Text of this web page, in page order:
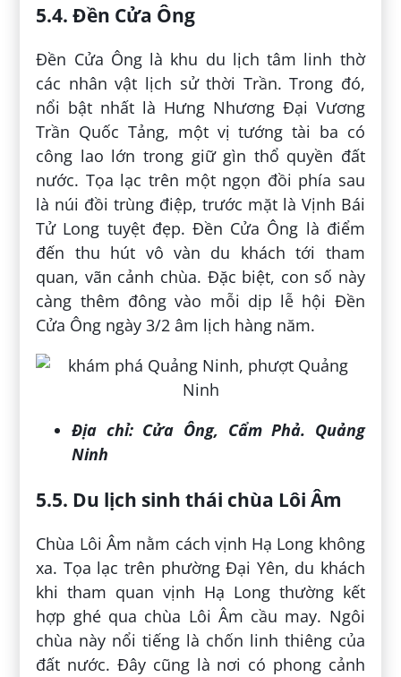
5.4. Đền Cửa Ông
Đền Cửa Ông là khu du lịch tâm linh thờ
các nhân vật lịch sử thời Trần. Trong đó,
nổi bật nhất là Hưng Nhương Đại Vương
Trần Quốc Tảng, một vị tướng tài ba có
công lao lớn trong giữ gìn thổ quyền đất
nước. Tọa lạc trên một ngọn đồi phía sau
là núi đồi trùng điệp, trước mặt là Vịnh Bái
Tử Long tuyệt đẹp. Đền Cửa Ông là điểm
đến thu hút vô vàn du khách tới tham
quan, vãn cảnh chùa. Đặc biệt, con số này
càng thêm đông vào mỗi dịp lễ hội Đền
Cửa Ông ngày 3/2 âm lịch hàng năm.
Địa chỉ: Cửa Ông, Cẩm Phả. Quảng
Ninh
5.5. Du lịch sinh thái chùa Lôi Âm
Chùa Lôi Âm nằm cách vịnh Hạ Long không
xa. Tọa lạc trên phường Đại Yên, du khách
khi tham quan vịnh Hạ Long thường kết
hợp ghé qua chùa Lôi Âm cầu may. Ngôi
chùa này nổi tiếng là chốn linh thiêng của
đất nước. Đây cũng là nơi có phong cảnh